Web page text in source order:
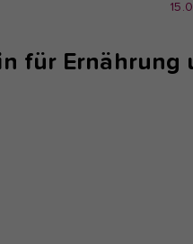
für Ernährung